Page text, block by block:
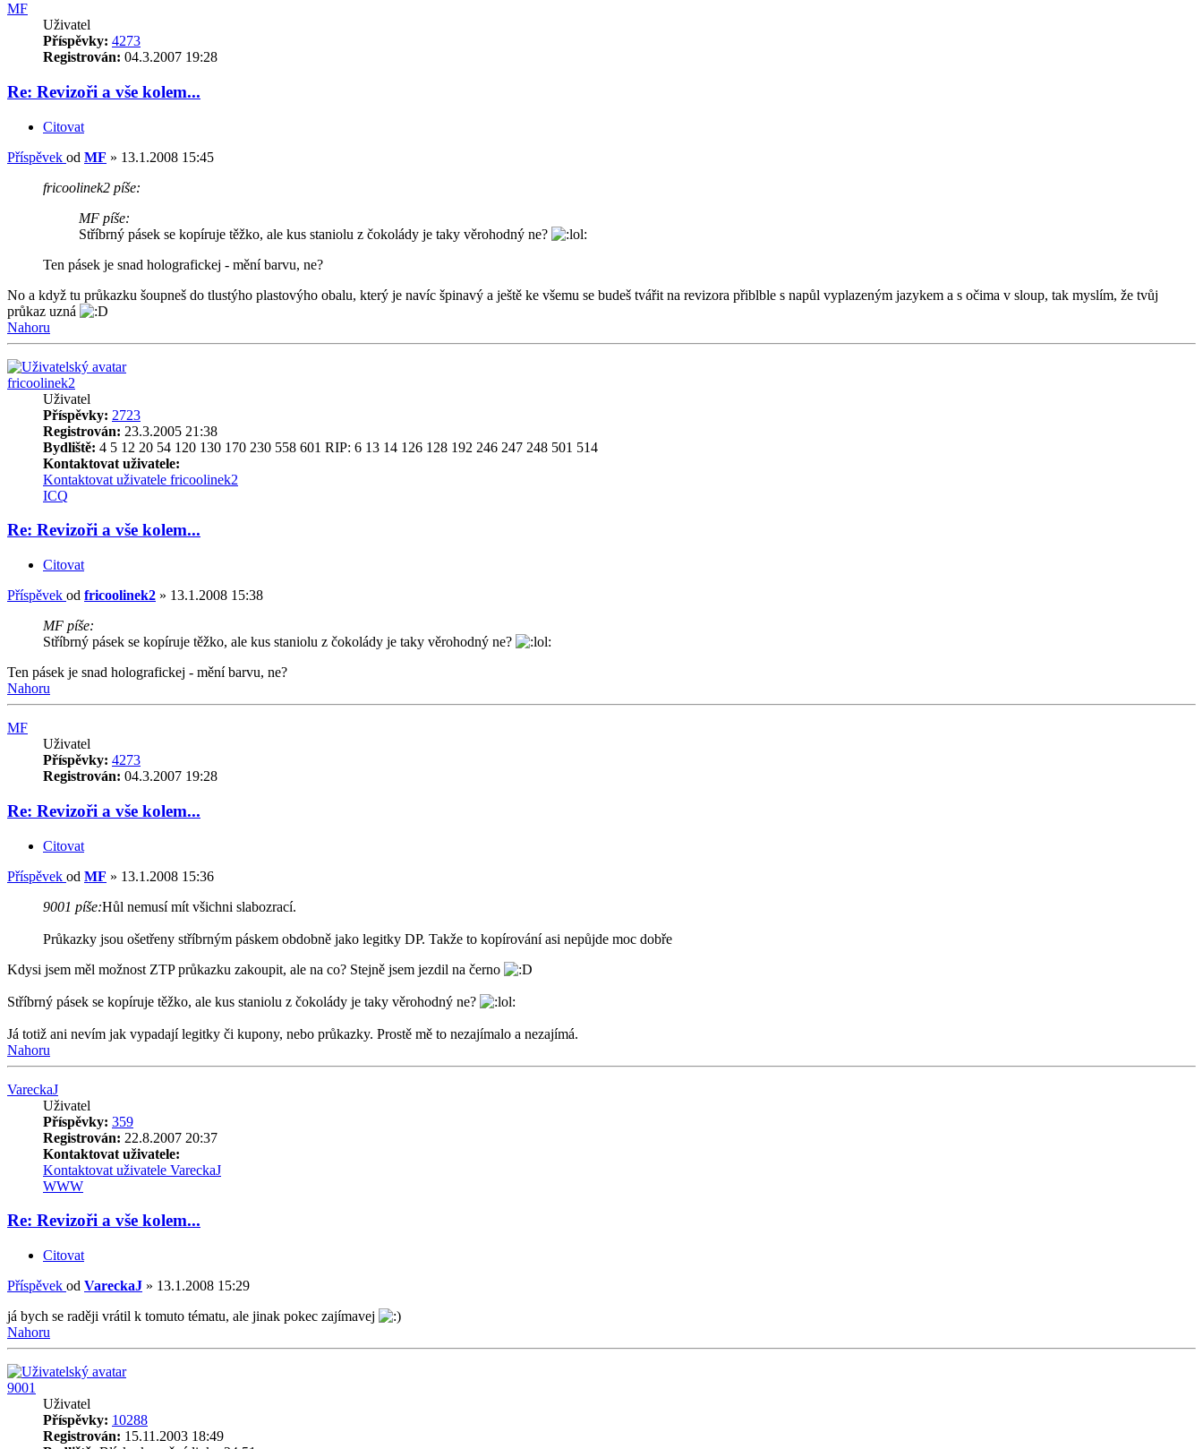
MF
Uživatel
Příspěvky: 4273
Registrován: 04.3.2007 19:28
Re: Revizoři a vše kolem...
Citovat
Příspěvek od MF » 13.1.2008 15:45
fricoolinek2 píše:
MF píše:
Stříbrný pásek se kopíruje těžko, ale kus staniolu z čokolády je taky věrohodný ne?
Ten pásek je snad holografickej - mění barvu, ne?
No a když tu průkazku šoupneš do tlustýho plastovýho obalu, který je navíc špinavý a ještě ke všemu se budeš tvářit na revizora přiblble s napůl vyplazeným jazykem a s očima v sloup, tak myslím, že tvůj
průkaz uzná
Nahoru
fricoolinek2
Uživatel
Příspěvky: 2723
Registrován: 23.3.2005 21:38
Bydliště: 4 5 12 20 54 120 130 170 230 558 601 RIP: 6 13 14 126 128 192 246 247 248 501 514
Kontaktovat uživatele:
Kontaktovat uživatele fricoolinek2
ICQ
Re: Revizoři a vše kolem...
Citovat
Příspěvek od fricoolinek2 » 13.1.2008 15:38
MF píše:
Stříbrný pásek se kopíruje těžko, ale kus staniolu z čokolády je taky věrohodný ne?
Ten pásek je snad holografickej - mění barvu, ne?
Nahoru
MF
Uživatel
Příspěvky: 4273
Registrován: 04.3.2007 19:28
Re: Revizoři a vše kolem...
Citovat
Příspěvek od MF » 13.1.2008 15:36
9001 píše:Hůl nemusí mít všichni slabozrací.
Průkazky jsou ošetřeny stříbrným páskem obdobně jako legitky DP. Takže to kopírování asi nepůjde moc dobře
Kdysi jsem měl možnost ZTP průkazku zakoupit, ale na co? Stejně jsem jezdil na černo
Stříbrný pásek se kopíruje těžko, ale kus staniolu z čokolády je taky věrohodný ne?
Já totiž ani nevím jak vypadají legitky či kupony, nebo průkazky. Prostě mě to nezajímalo a nezajímá.
Nahoru
VareckaJ
Uživatel
Příspěvky: 359
Registrován: 22.8.2007 20:37
Kontaktovat uživatele:
Kontaktovat uživatele VareckaJ
WWW
Re: Revizoři a vše kolem...
Citovat
Příspěvek od VareckaJ » 13.1.2008 15:29
já bych se raději vrátil k tomuto tématu, ale jinak pokec zajímavej
Nahoru
9001
Uživatel
Příspěvky: 10288
Registrován: 15.11.2003 18:49